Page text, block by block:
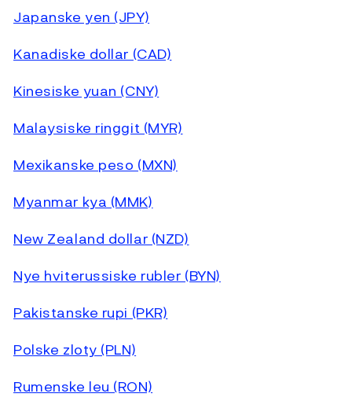
Japanske yen (JPY)
Kanadiske dollar (CAD)
Kinesiske yuan (CNY)
Malaysiske ringgit (MYR)
Mexikanske peso (MXN)
Myanmar kya (MMK)
New Zealand dollar (NZD)
Nye hviterussiske rubler (BYN)
Pakistanske rupi (PKR)
Polske zloty (PLN)
Rumenske leu (RON)